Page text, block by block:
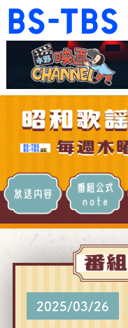
BS-TBS
BS-TBS
ドラマ
紀行
教養
音楽
アニメ
視聴方法
イベント
公式SNS
放送内容
2025/03/26